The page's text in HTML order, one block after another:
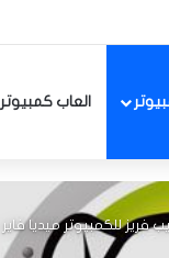
العاب كمبيوتر
فريز للكمبيوتر ميديا فاير